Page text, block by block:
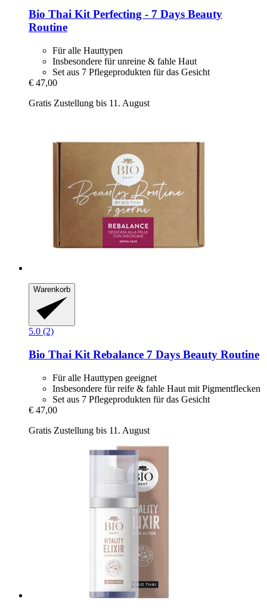
Bio Thai Kit Perfecting -​ 7 Days Beauty
Routine
Für alle Hauttypen
Insbesondere für unreine & fahle Haut
Set aus 7 Pflegeprodukten für das Gesicht
€ 47,00
Gratis Zustellung bis 11. August
Warenkorb
5.0 (2)
Bio Thai Kit Rebalance 7 Days Beauty Routine
Für alle Hauttypen geeignet
Insbesondere für reife & fahle Haut mit Pigmentflecken
Set aus 7 Pflegeprodukten für das Gesicht
€ 47,00
Gratis Zustellung bis 11. August